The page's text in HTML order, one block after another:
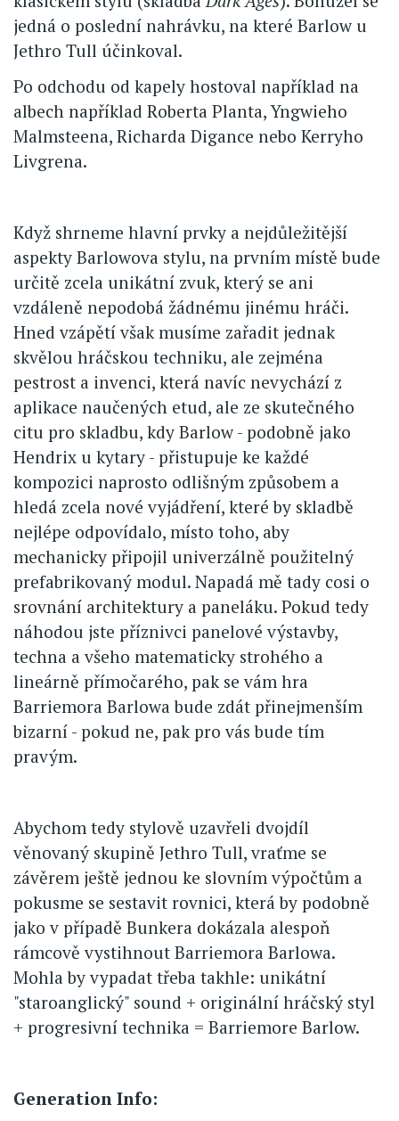
jedná o poslední nahrávku, na které Barlow u
Jethro Tull účinkoval.
Po odchodu od kapely hostoval například na
albech například Roberta Planta, Yngwieho
Malmsteena, Richarda Digance nebo Kerryho
Livgrena.
Když shrneme hlavní prvky a nejdůležitější
aspekty Barlowova stylu, na prvním místě bude
určitě zcela unikátní zvuk, který se ani
vzdáleně nepodobá žádnému jinému hráči.
Hned vzápětí však musíme zařadit jednak
skvělou hráčskou techniku, ale zejména
pestrost a invenci, která navíc nevychází z
aplikace naučených etud, ale ze skutečného
citu pro skladbu, kdy Barlow - podobně jako
Hendrix u kytary - přistupuje ke každé
kompozici naprosto odlišným způsobem a
hledá zcela nové vyjádření, které by skladbě
nejlépe odpovídalo, místo toho, aby
mechanicky připojil univerzálně použitelný
prefabrikovaný modul. Napadá mě tady cosi o
srovnání architektury a paneláku. Pokud tedy
náhodou jste příznivci panelové výstavby,
techna a všeho matematicky strohého a
lineárně přímočarého, pak se vám hra
Barriemora Barlowa bude zdát přinejmenším
bizarní - pokud ne, pak pro vás bude tím
pravým.
Abychom tedy stylově uzavřeli dvojdíl
věnovaný skupině Jethro Tull, vraťme se
závěrem ještě jednou ke slovním výpočtům a
pokusme se sestavit rovnici, která by podobně
jako v případě Bunkera dokázala alespoň
rámcově vystihnout Barriemora Barlowa.
Mohla by vypadat třeba takhle: unikátní
"staroanglický" sound + originální hráčský styl
+ progresivní technika = Barriemore Barlow.
Generation Info: